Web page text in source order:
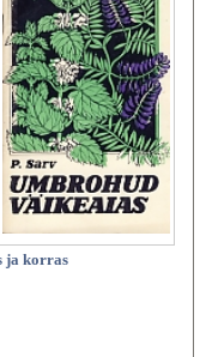
ja korras